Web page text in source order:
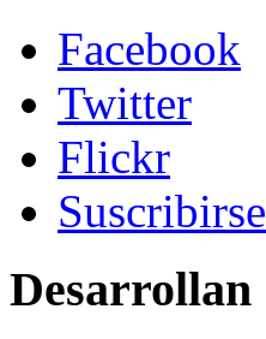
Facebook
Twitter
Flickr
Suscribirse
Desarrollan